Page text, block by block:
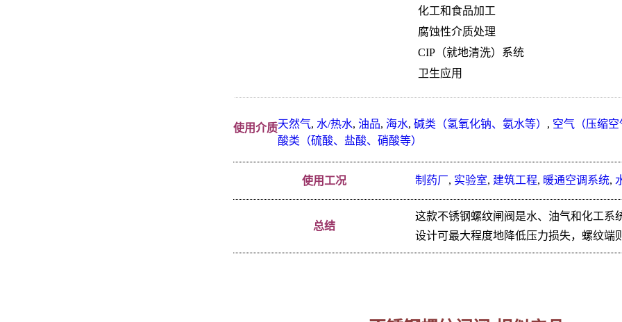
化工和食品加工
腐蚀性介质处理
CIP（就地清洗）系统
卫生应用
使用介质天然气, 水/热水, 油品, 海水, 碱类（氢氧化钠、氨水等） , 空气（压缩空
酸类（硫酸、盐酸、硝酸等）
使用工况 制药厂, 实验室, 建筑工程, 暖通空调系统,
总结
这款不锈钢螺纹闸阀是水、油气和化工系
设计可最大程度地降低压力损失，螺纹端